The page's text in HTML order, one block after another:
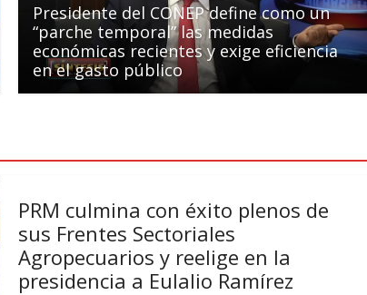
Presidente del CONEP define como un
“parche temporal” las medidas
económicas recientes y exige eficiencia
en el gasto público
PRM culmina con éxito plenos de
sus Frentes Sectoriales
Agropecuarios y reelige en la
presidencia a Eulalio Ramírez